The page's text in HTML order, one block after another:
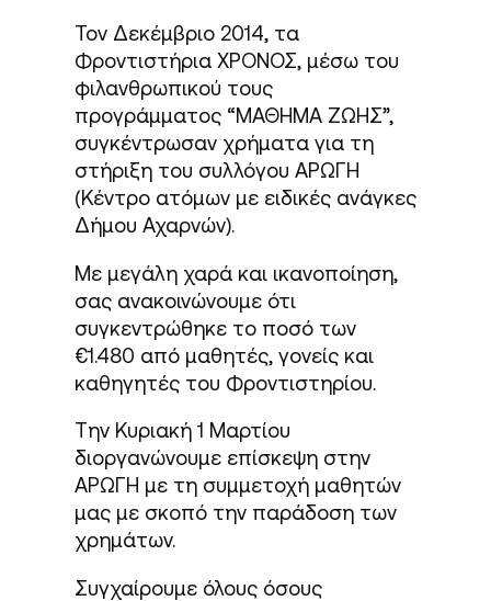
Τον Δεκέμβριο 2014, τα
Φροντιστήρια ΧΡΟΝΟΣ, μέσω του
φιλανθρωπικού τους
προγράμματος “ΜΑΘΗΜΑ ΖΩΗΣ”,
συγκέντρωσαν χρήματα για τη
στήριξη του συλλόγου ΑΡΩΓΗ
(Κέντρο ατόμων με ειδικές ανάγκες
Δήμου Αχαρνών).
Με μεγάλη χαρά και ικανοποίηση,
σας ανακοινώνουμε ότι
συγκεντρώθηκε το ποσό των
€1.480 από μαθητές, γονείς και
καθηγητές του Φροντιστηρίου.
Την Κυριακή 1 Μαρτίου
διοργανώνουμε επίσκεψη στην
ΑΡΩΓΗ με τη συμμετοχή μαθητών
μας με σκοπό την παράδοση των
χρημάτων.
Συγχαίρουμε όλους όσους